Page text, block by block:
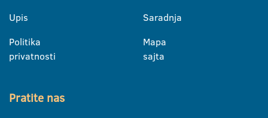
Upis
Politika
privatnosti
Saradnja
Mapa
sajta
Pratite nas